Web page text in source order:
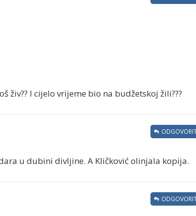
živ?? I cijelo vrijeme bio na budžetskoj žili???
u dubini divljine. A Kličković olinjala kopija.